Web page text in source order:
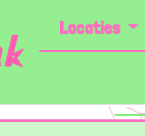
Locaties